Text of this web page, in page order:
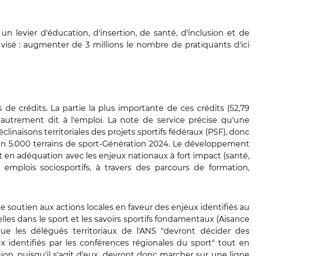
levier d'éducation, d'insertion, de santé, d'inclusion et de
: augmenter de 3 millions le nombre de pratiquants d'ici
crédits. La partie la plus importante de ces crédits (52,79
dit à l'emploi. La note de service précise qu'une
territoriales des projets sportifs fédéraux (PSF), donc
5.000 terrains de sport-Génération 2024. Le développement
adéquation avec les enjeux nationaux à fort impact (santé,
sociosportifs, à travers des parcours de formation,
soutien aux actions locales en faveur des enjeux identifiés au
dans le sport et les savoirs sportifs fondamentaux (Aisance
les délégués territoriaux de l'ANS "devront décider des
identifiés par les conférences régionales du sport" tout en